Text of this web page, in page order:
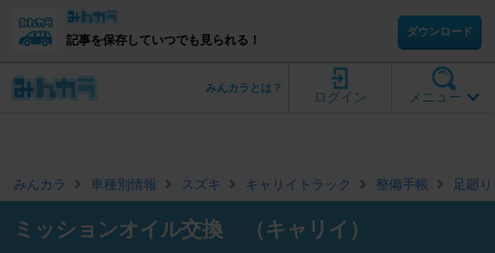
記事を保存していつでも見られる！
ダウンロード
メニュー
ログイン
みんカラとは？
みんカラ 車種別情報 スズキ キャリイトラック 整備手帳 足廻り
ミッションオイル交換 （キャリイ）